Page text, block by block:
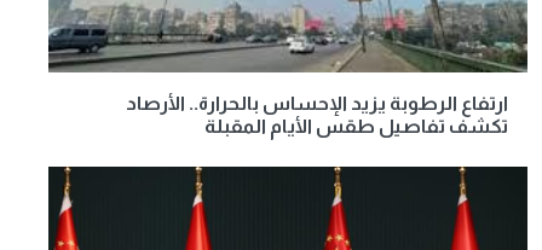
ارتفاع الرطوبة يزيد الإحساس بالحرارة.. الأرصاد
تكشف تفاصيل طقس الأيام المقبلة